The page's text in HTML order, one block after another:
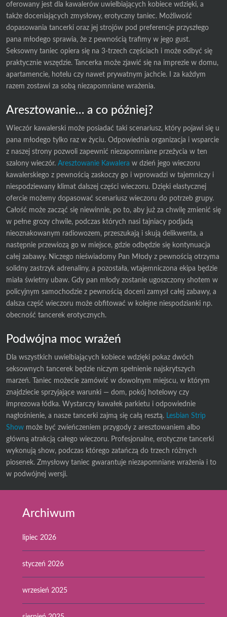
oferowany jest dla kawalerów uwielbiających kobiece wdzięki, a
także doceniających zmysłowy, erotyczny taniec. Możliwość
dopasowania tancerki oraz jej strojów pod preferencje przyszłego
pana młodego sprawia, że z pewnością trafimy w jego gust.
Seksowny taniec opiera się na 3-trzech częściach i może odbyć się
praktycznie wszędzie. Tancerka może zjawić się na imprezie w domu,
apartamencie, hotelu czy nawet prywatnym jachcie. I za każdym
razem zostawi za sobą niezapomniane wrażenia.
Aresztowanie… a co później?
Wieczór kawalerski może posiadać taki scenariusz, który pojawi się u
pana młodego tylko raz w życiu. Odpowiednia organizacja i wsparcie
z naszej strony pozwoli zapewnić niezapomniane przeżycia w ten
szalony wieczór. Aresztowanie Kawalera w dzień jego wieczoru
kawalerskiego z pewnością zaskoczy go i wprowadzi w tajemniczy i
niespodziewany klimat dalszej części wieczoru. Dzięki elastycznej
ofercie możemy dopasować scenariusz wieczoru do potrzeb grupy.
Całość może zacząć się niewinnie, po to, aby już za chwilę zmienić się
w pełne grozy chwile, podczas których nasi tajniacy podjadą
nieoznakowanym radiowozem, przeszukają i skują delikwenta, a
następnie przewiozą go w miejsce, gdzie odbędzie się kontynuacja
całej zabawy. Niczego nieświadomy Pan Młody z pewnością otrzyma
solidny zastrzyk adrenaliny, a pozostała, wtajemniczona ekipa będzie
miała świetny ubaw. Gdy pan młody zostanie ugoszczony shotem w
policyjnym samochodzie z pewnością doceni zamysł całej zabawy, a
dalsza część wieczoru może obfitować w kolejne niespodzianki np.
obecność tancerek erotycznych.
Podwójna moc wrażeń
Dla wszystkich uwielbiających kobiece wdzięki pokaz dwóch
seksownych tancerek będzie niczym spełnienie najskrytszych
marzeń. Taniec możecie zamówić w dowolnym miejscu, w którym
znajdziecie sprzyjające warunki — dom, pokój hotelowy czy
imprezowa łódka. Wystarczy kawałek parkietu i odpowiednie
nagłośnienie, a nasze tancerki zajmą się całą resztą. Lesbian Strip
Show może być zwieńczeniem przygody z aresztowaniem albo
główną atrakcją całego wieczoru. Profesjonalne, erotyczne tancerki
wykonują show, podczas którego zatańczą do trzech różnych
piosenek. Zmysłowy taniec gwarantuje niezapomniane wrażenia i to
w podwójnej wersji.
Archiwum
lipiec 2026
styczeń 2026
wrzesień 2025